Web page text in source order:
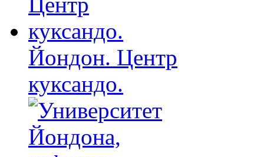
Йондон. Центр
куксандо.